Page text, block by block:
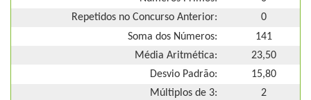
Repetidos no Concurso Anterior:
0
Soma dos Números:
141
Média Aritmética:
23,50
Desvio Padrão:
15,80
Múltiplos de 3:
2